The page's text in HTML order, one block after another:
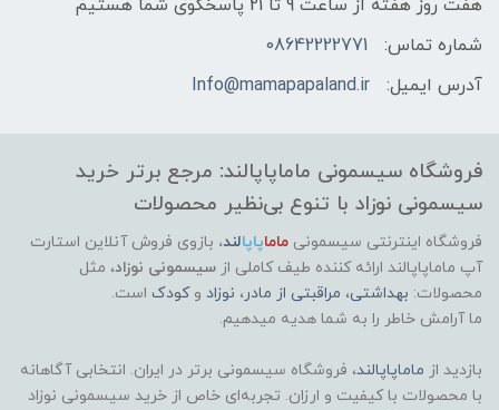
هفت روز هفته از ساعت 9 تا 21 پاسخگوی شما هستیم
شماره تماس:
08642222771
آدرس ایمیل:
Info@mamapapaland.ir
فروشگاه سیسمونی ماماپاپالند: مرجع برتر خرید
سیسمونی نوزاد با تنوع بی‌نظیر محصولات
فروشگاه اینترنتی سیسمونی ماماپاپالند، بازوی فروش آنلاین استارت
آپ ماماپاپالند ارائه کننده طیف کاملی از سیسمونی نوزاد، مثل
محصولات: بهداشتی، مراقبتی از مادر، نوزاد وکودک است.
ما آرامش خاطر را به شما هدیه میدهیم.
بازدید از ماماپاپالند، فروشگاه سیسمونی برتر در ایران. انتخابی آگاهانه
با محصولات با کیفیت و ارزان. تجربه‌ای خاص از خرید سیسمونی نوزاد